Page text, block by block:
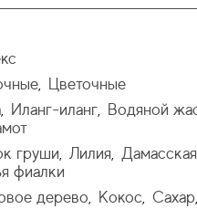
,
Цветочные
, Иланг-иланг, Водяной
груши, Лилия,
фиалки
дерево, Кокос, Сахар,